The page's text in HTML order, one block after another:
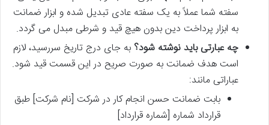
سفته شما عملاً به یک سفته عادی تبدیل شده و ابزار ضمانت
به ابزار پرداخت دین بدون هیچ قید و شرطی مبدل می گردد.
چه عبارتی باید نوشته شود؟ به جای درج تاریخ سررسید، لازم
است هدف ضمانت به صورت صریح در این قسمت قید شود.
عباراتی مانند:
بابت ضمانت حسن انجام کار در شرکت [نام شرکت] طبق
قرارداد شماره [شماره قرارداد]